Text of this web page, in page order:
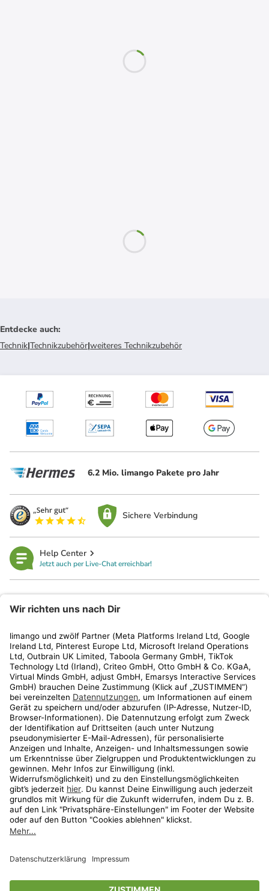
Entdecke auch:
Technik|Technikzubehör|weiteres Technikzubehör
6.2 Mio. limango Pakete pro Jahr
Sichere Verbindung
Help Center
Jetzt auch per Live-Chat erreichbar!
Kundenservice
Shop
Aktionen
Travel